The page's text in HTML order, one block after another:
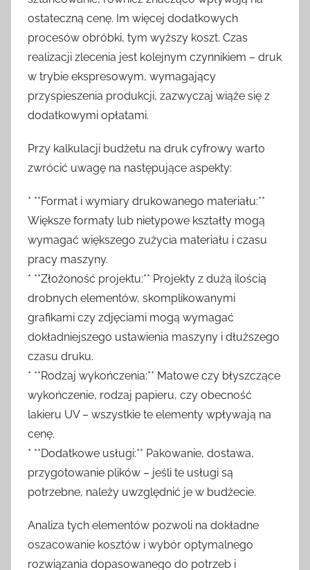
ostateczną cenę. Im więcej dodatkowych
procesów obróbki, tym wyższy koszt. Czas
realizacji zlecenia jest kolejnym czynnikiem – druk
w trybie ekspresowym, wymagający
przyspieszenia produkcji, zazwyczaj wiąże się z
dodatkowymi opłatami.
Przy kalkulacji budżetu na druk cyfrowy warto
zwrócić uwagę na następujące aspekty:
* **Format i wymiary drukowanego materiału:**
Większe formaty lub nietypowe kształty mogą
wymagać większego zużycia materiału i czasu
pracy maszyny.
* **Złożoność projektu:** Projekty z dużą ilością
drobnych elementów, skomplikowanymi
grafikami czy zdjęciami mogą wymagać
dokładniejszego ustawienia maszyny i dłuższego
czasu druku.
* **Rodzaj wykończenia:** Matowe czy błyszczące
wykończenie, rodzaj papieru, czy obecność
lakieru UV – wszystkie te elementy wpływają na
cenę.
* **Dodatkowe usługi:** Pakowanie, dostawa,
przygotowanie plików – jeśli te usługi są
potrzebne, należy uwzględnić je w budżecie.
Analiza tych elementów pozwoli na dokładne
oszacowanie kosztów i wybór optymalnego
rozwiązania dopasowanego do potrzeb i